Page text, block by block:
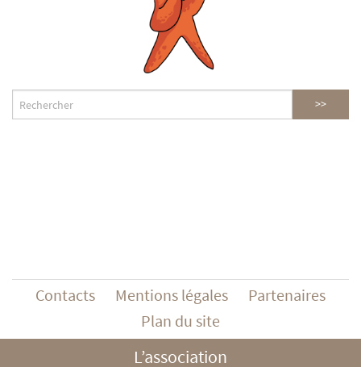
Contacts Mentions légales
Partenaires
Plan du site
L’association